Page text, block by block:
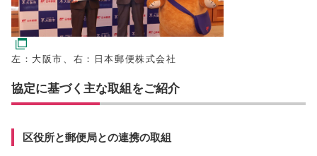
左：大阪市、右：日本郵便株式会社
協定に基づく主な取組をご紹介
区役所と郵便局との連携の取組